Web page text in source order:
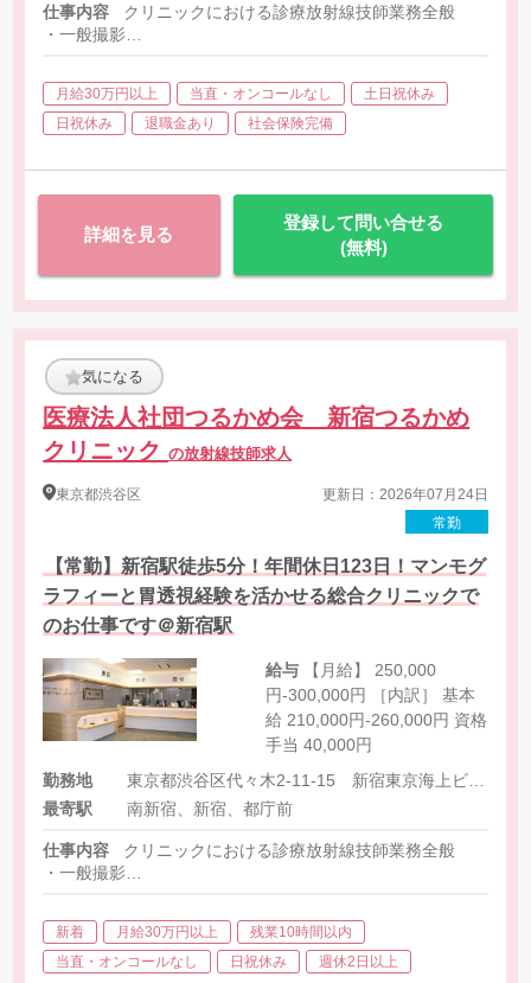
仕事内容
クリニックにおける診療放射線技師業務全般
・一般撮影
・マンモグラフィー
・胃透視
・受診者対応、検査運営、機器管理など
月給30万円以上 当直・オンコールなし
土日祝休み
日祝休み
退職金あり 社会保険完備
詳細を見る
登録して問い合せる
(無料)
気になる
医療法人社団つるかめ会 新宿つるかめ
クリニックの放射線技師求人
東京都渋谷区
更新日：2026年07月24日
常勤
【常勤】新宿駅徒歩5分！年間休日123日！マンモグ
ラフィーと胃透視経験を活かせる総合クリニックで
のお仕事です＠新宿駅
給与
円-300,000円 ［内訳］ 基本
給 210,000円-260,000円 資格
手当 40,000円
勤務地
東京都渋谷区代々木2-11-15 新宿東京海上ビル3F・4F
最寄駅
南新宿、新宿、都庁前
仕事内容
クリニックにおける診療放射線技師業務全般
・一般撮影
・マンモグラフィー
・胃透視
・骨密度検査
新着 月給30万円以上
残業10時間以内
当直・オンコールなし
日祝休み 週休2日以上